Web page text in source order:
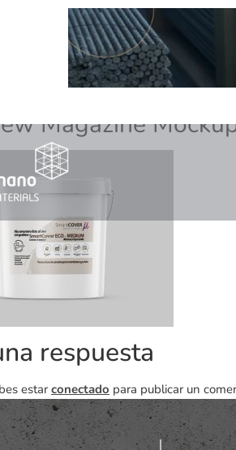
Magazine
respuesta
estar conectado para publicar un